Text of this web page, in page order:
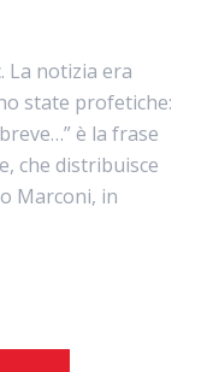
La notizia era
state profetiche:
è la frase
che distribuisce
Marconi, in